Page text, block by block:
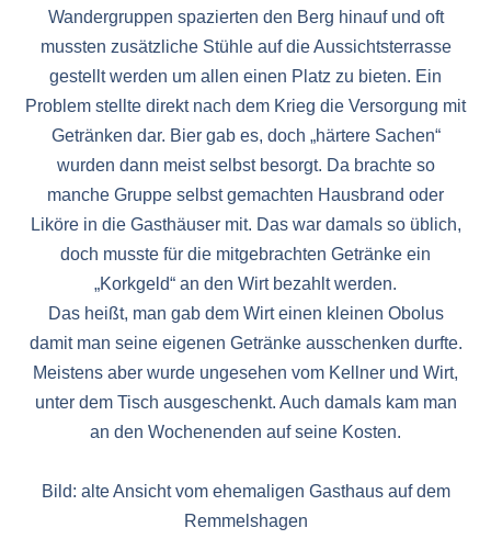
Wandergruppen spazierten den Berg hinauf und oft
mussten zusätzliche Stühle auf die Aussichtsterrasse
gestellt werden um allen einen Platz zu bieten. Ein
Problem stellte direkt nach dem Krieg die Versorgung mit
Getränken dar. Bier gab es, doch „härtere Sachen“
wurden dann meist selbst besorgt. Da brachte so
manche Gruppe selbst gemachten Hausbrand oder
Liköre in die Gasthäuser mit. Das war damals so üblich,
doch musste für die mitgebrachten Getränke ein
„Korkgeld“ an den Wirt bezahlt werden.
Das heißt, man gab dem Wirt einen kleinen Obolus
damit man seine eigenen Getränke ausschenken durfte.
Meistens aber wurde ungesehen vom Kellner und Wirt,
unter dem Tisch ausgeschenkt. Auch damals kam man
an den Wochenenden auf seine Kosten.
Bild: alte Ansicht vom ehemaligen Gasthaus auf dem
Remmelshagen